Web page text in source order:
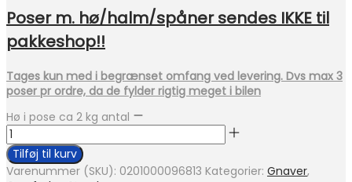
Poser m. hø/halm/spåner sendes IKKE til
pakkeshop!!
Tages kun med i begrænset omfang ved levering. Dvs max 3
poser pr ordre, da de fylder rigtig meget i bilen
Hø i pose ca 2 kg antal
Tilføj til kurv
Varenummer (SKU): 0201000096813 Kategorier: Gnaver,